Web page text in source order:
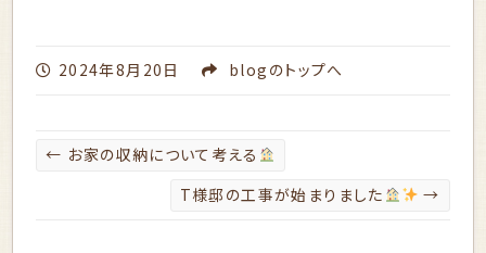
2024年8月20日 blog のトップへ
← お家の収納について考える
T様邸の工事が始まりました
→